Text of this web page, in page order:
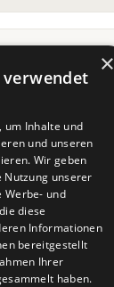
Herzegowina
×
verwendet
um Inhalte und
und unseren
Wir geben
unserer
Werbe- und
diese
Informationen
bereitgestellt
Ihrer
haben.